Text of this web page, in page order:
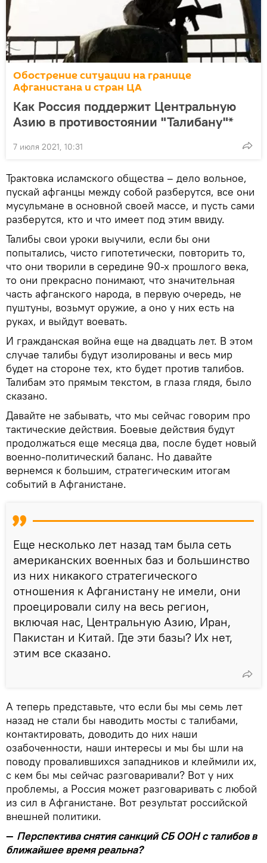
Обострение ситуации на границе
Афганистана и стран ЦА
Как Россия поддержит Центральную
Азию в противостоянии "Талибану"*
7 июля 2021, 10:31
Трактовка исламского общества – дело вольное,
пускай афганцы между собой разберутся, все они
мусульмане в основной своей массе, и пусть сами
разберутся, кто и что имеет под этим ввиду.
Талибы свои уроки выучили, если бы они
попытались, чисто гипотетически, повторить то,
что они творили в середине 90-х прошлого века,
то они прекрасно понимают, что значительная
часть афганского народа, в первую очередь, не
пуштуны, возьмут оружие, а оно у них есть на
руках, и выйдут воевать.
И гражданская война еще на двадцать лет. В этом
случае талибы будут изолированы и весь мир
будет на стороне тех, кто будет против талибов.
Талибам это прямым текстом, в глаза глядя, было
сказано.
Давайте не забывать, что мы сейчас говорим про
тактические действия. Боевые действия будут
продолжаться еще месяца два, после будет новый
военно-политический баланс. Но давайте
вернемся к большим, стратегическим итогам
событий в Афганистане.
Еще несколько лет назад там была сеть
американских военных баз и большинство
из них никакого стратегического
отношения к Афганистану не имели, они
проецировали силу на весь регион,
включая нас, Центральную Азию, Иран,
Пакистан и Китай. Где эти базы? Их нет,
этим все сказано.
А теперь представьте, что если бы мы семь лет
назад не стали бы наводить мосты с талибами,
контактировать, доводить до них наши
озабоченности, наши интересы и мы бы шли на
поводу провалившихся западников и клеймили их,
с кем бы мы сейчас разговаривали? Вот у них
проблемы, а Россия может разговаривать с любой
из сил в Афганистане. Вот результат российской
внешней политики.
— Перспектива снятия санкций СБ ООН с талибов в
ближайшее время реальна?